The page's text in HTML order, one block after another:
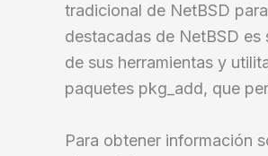
tradicional de NetBSD
destacadas de NetBSD
de sus herramientas y
paquetes pkg_add, que
Para obtener información